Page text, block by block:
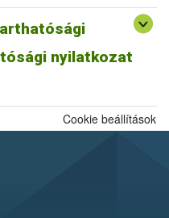
nyilatkozat
nyilatkozatnak minősül a
ISCC farm nyilatkozat is,
szerinti fenntarthatósági
Cookie beállítások